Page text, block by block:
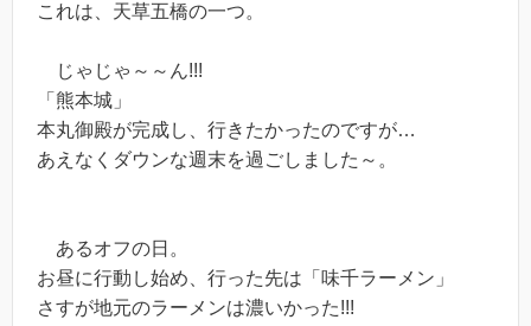
これは、天草五橋の一つ。
じゃじゃ～～ん!!!
「熊本城」
本丸御殿が完成し、行きたかったのですが…
あえなくダウンな週末を過ごしました～。
あるオフの日。
お昼に行動し始め、行った先は「味千ラーメン」
さすが地元のラーメンは濃いかった!!!